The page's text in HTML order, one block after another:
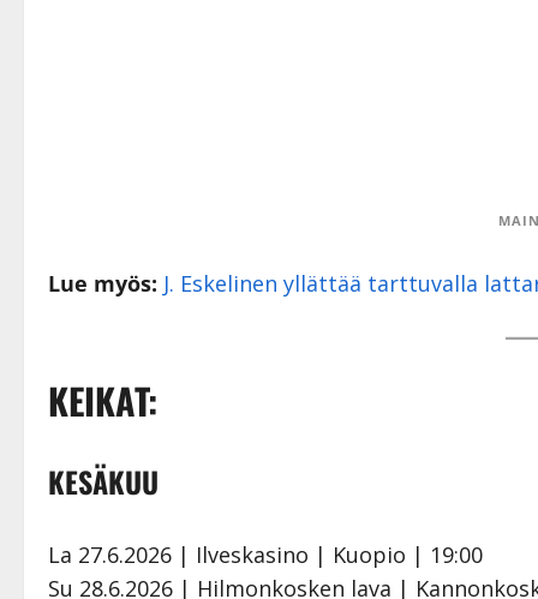
Lue myös: J. Eskelinen yllättää tarttuvalla
KEIKAT:
KESÄKUU
La 27.6.2026 | Ilveskasino | Kuopio | 19:00
Su 28.6.2026 | Hilmonkosken lava |